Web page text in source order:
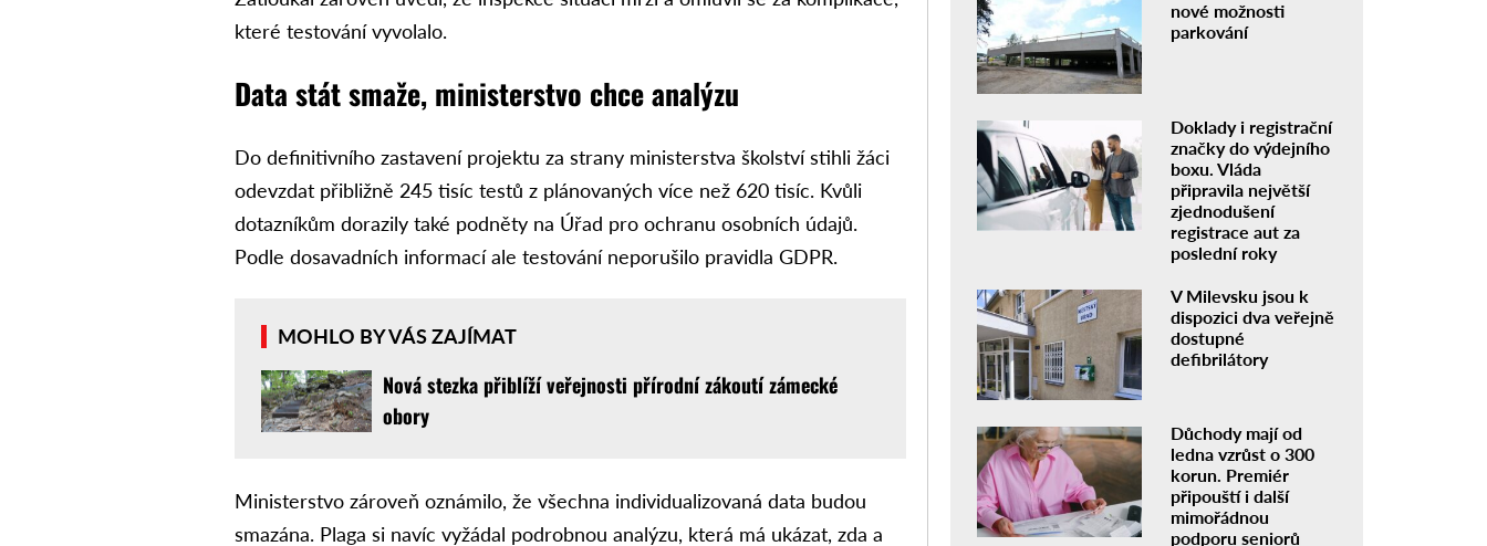
které testování vyvolalo.
Data stát smaže, ministerstvo chce analýzu
Do definitivního zastavení projektu za strany ministerstva školství stihli žáci
odevzdat přibližně 245 tisíc testů z plánovaných více než 620 tisíc. Kvůli
dotazníkům dorazily také podněty na Úřad pro ochranu osobních údajů.
Podle dosavadních informací ale testování neporušilo pravidla GDPR.
MOHLO BY VÁS ZAJÍMAT
Nová stezka přiblíží veřejnosti přírodní zákoutí zámecké
obory
Ministerstvo zároveň oznámilo, že všechna individualizovaná data budou
smazána. Plaga si navíc vyžádal podrobnou analýzu, která má ukázat, zda a
nové možnosti
parkování
Doklady i registrační
značky do výdejního
boxu. Vláda
připravila největší
zjednodušení
registrace aut za
poslední roky
V Milevsku jsou k
dispozici dva veřejně
dostupné
defibrilátory
Důchody mají od
ledna vzrůst o 300
korun. Premiér
připouští i další
mimořádnou
podporu seniorů